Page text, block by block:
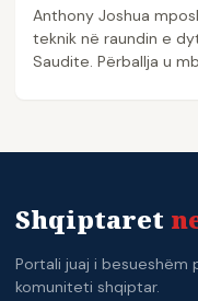
Anthony Joshua
teknik në raundin e
Saudite. Përballja u
Shqiptaret
Portali juaj i besueshëm
komuniteti shqiptar.